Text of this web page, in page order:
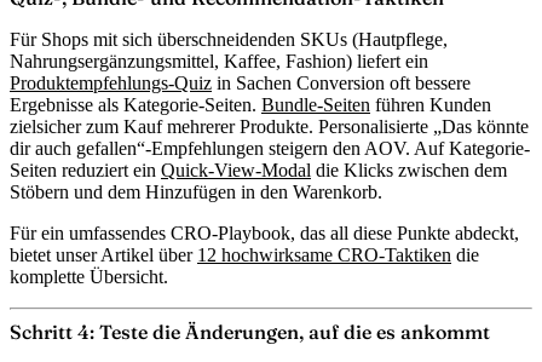
Für Shops mit sich überschneidenden SKUs (Hautpflege,
Nahrungsergänzungsmittel, Kaffee, Fashion) liefert ein
Produktempfehlungs-Quiz in Sachen Conversion oft bessere
Ergebnisse als Kategorie-Seiten. Bundle-Seiten führen Kunden
zielsicher zum Kauf mehrerer Produkte. Personalisierte „Das könnte
dir auch gefallen“-Empfehlungen steigern den AOV. Auf Kategorie-
Seiten reduziert ein Quick-View-Modal die Klicks zwischen dem
Stöbern und dem Hinzufügen in den Warenkorb.
Für ein umfassendes CRO-Playbook, das all diese Punkte abdeckt,
bietet unser Artikel über 12 hochwirksame CRO-Taktiken die
komplette Übersicht.
Schritt 4: Teste die Änderungen, auf die es ankommt